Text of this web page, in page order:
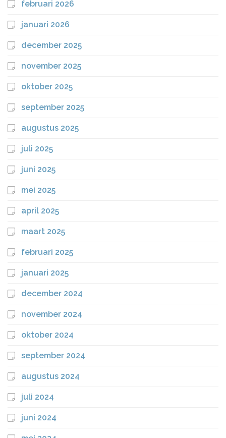
februari 2026
januari 2026
december 2025
november 2025
oktober 2025
september 2025
augustus 2025
juli 2025
juni 2025
mei 2025
april 2025
maart 2025
februari 2025
januari 2025
december 2024
november 2024
oktober 2024
september 2024
augustus 2024
juli 2024
juni 2024